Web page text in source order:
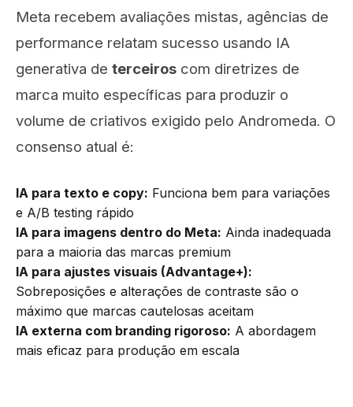
Meta recebem avaliações mistas, agências de
performance relatam sucesso usando IA
generativa de terceiros com diretrizes de
marca muito específicas para produzir o
volume de criativos exigido pelo Andromeda. O
consenso atual é:
IA para texto e copy: Funciona bem para variações
e A/B testing rápido
IA para imagens dentro do Meta: Ainda inadequada
para a maioria das marcas premium
IA para ajustes visuais (Advantage+):
Sobreposições e alterações de contraste são o
máximo que marcas cautelosas aceitam
IA externa com branding rigoroso: A abordagem
mais eficaz para produção em escala